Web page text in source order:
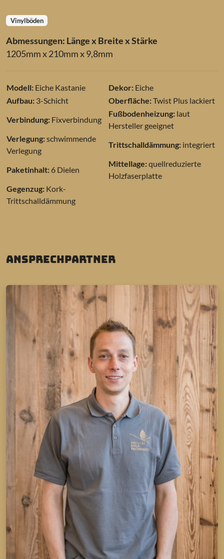
Vinylböden
Abmessungen: Länge x Breite x Stärke
1205mm x 210mm x 9,8mm
Modell: Eiche Kastanie Dekor: Eiche
Aufbau: 3-Schicht Oberfläche:Twist Plus lackiert
Verbindung: Fixverbindung
Fußbodenheizung: laut
Hersteller geeignet
Verlegung:schwimmende
Verlegung
Trittschalldämmung: integriert
Paketinhalt: 6 Dielen
Mittellage:quellreduzierte
Holzfaserplatte
Gegenzug: Kork-
Trittschalldämmung
Ansprechpartner